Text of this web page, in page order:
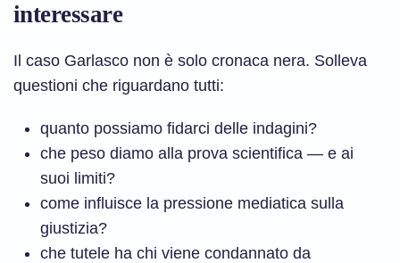
interessare
Il caso Garlasco non è solo cronaca nera. Solleva
questioni che riguardano tutti:
quanto possiamo fidarci delle indagini?
che peso diamo alla prova scientifica — e ai
suoi limiti?
come influisce la pressione mediatica sulla
giustizia?
che tutele ha chi viene condannato da